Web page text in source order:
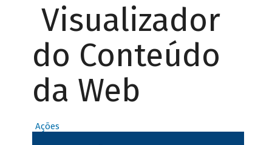
Visualizador
do Conteúdo
da Web
Ações